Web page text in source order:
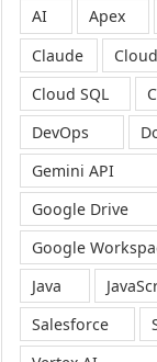
AI Apex
Claude
Cloud SQL
DevOps
Gemini API
Google Drive
Google
Java
Salesforce